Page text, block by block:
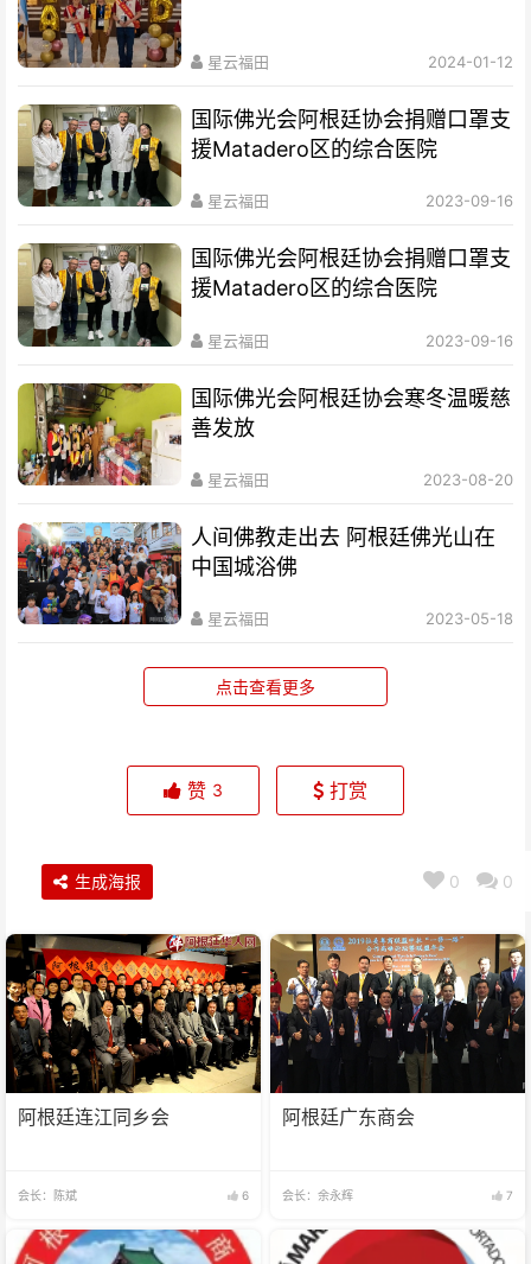
星云福田 2024-01-12
国际佛光会阿根廷协会捐赠口罩支
援Matadero区的综合医院
星云福田 2023-09-16
国际佛光会阿根廷协会捐赠口罩支
援Matadero区的综合医院
星云福田 2023-09-16
国际佛光会阿根廷协会寒冬温暖慈
善发放
星云福田 2023-08-20
人间佛教走出去 阿根廷佛光山在
中国城浴佛
星云福田 2023-05-18
点击查看更多
赞 3 打赏
0 0
生成海报
阿根廷连江同乡会
会长：陈斌 6
阿根廷广东商会
会长：余永辉 7